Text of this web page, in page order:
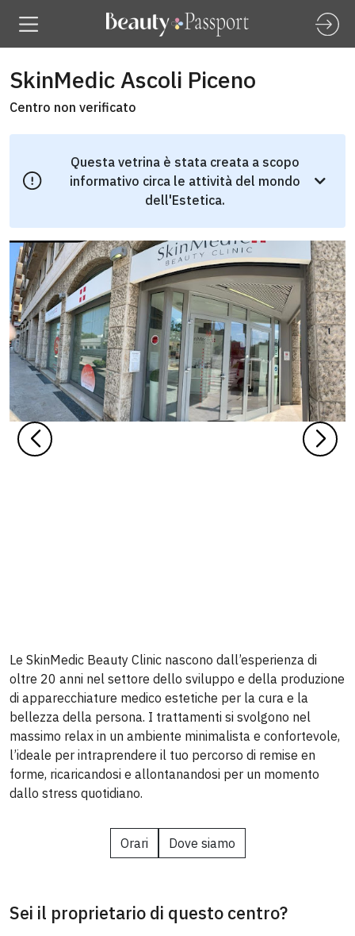
SkinMedic Ascoli Piceno
Centro non verificato
Questa vetrina è stata creata a scopo
informativo circa le attività del mondo
dell'Estetica.
Le SkinMedic Beauty Clinic nascono dall’esperienza di
oltre 20 anni nel settore dello sviluppo e della produzione
di apparecchiature medico estetiche per la cura e la
bellezza della persona. I trattamenti si svolgono nel
massimo relax in un ambiente minimalista e confortevole,
l’ideale per intraprendere il tuo percorso di remise en
forme, ricaricandosi e allontanandosi per un momento
dallo stress quotidiano.
Orari Dove siamo
Sei il proprietario di questo centro?